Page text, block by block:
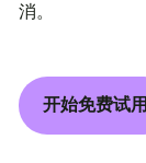
消。
开始免费试用